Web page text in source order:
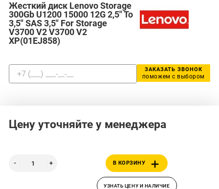
Жесткий диск Lenovo Storage
300Gb U1200 15000 12G 2,5" To
3,5" SAS 3,5" For Storage
V3700 V2 V3700 V2
XP(01EJ858)
ЗАКАЗАТЬ ЗВОНОК
поможем с выбором
Цену уточняйте у менеджера
В КОРЗИНУ
УЗНАТЬ ЦЕНУ И НАЛИЧИЕ